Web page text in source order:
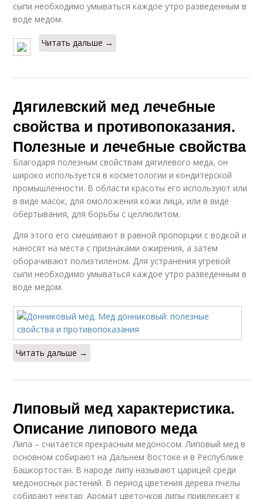
сыпи необходимо умываться каждое утро разведенным в
воде медом.
Читать дальше →
Дягилевский мед лечебные
свойства и противопоказания.
Полезные и лечебные свойства
Благодаря полезным свойствам дягилевого меда, он
широко используется в косметологии и кондитерской
промышленности. В области красоты его используют или
в виде масок, для омоложения кожи лица, или в виде
обертывания, для борьбы с целлюлитом.
Для этого его смешивают в равной пропорции с водкой и
наносят на места с признаками ожирения, а затем
оборачивают полиэтиленом. Для устранения угревой
сыпи необходимо умываться каждое утро разведенным в
воде медом.
Читать дальше →
Липовый мед характеристика.
Описание липового меда
Липа – считается прекрасным медоносом. Липовый мед в
основном собирают на Дальнем Востоке и в Республике
Башкортостан. В народе липу называют царицей среди
медоносных растений. В период цветения дерева пчелы
собирают нектар. Аромат цветочков липы привлекает к